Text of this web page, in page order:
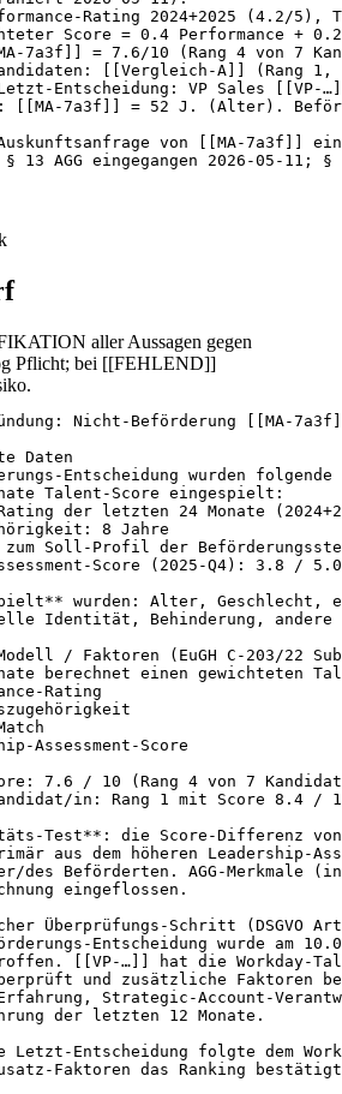
Rating 2024+2025 (4.2/
Score = 0.4 Performance +
7a3f]] = 7.6/10 (Rang 4 von 7
[[Vergleich-A]] (Rang
Entscheidung: VP Sales
[[MA-7a3f]] = 52 J. (Alter).
Auskunftsanfrage von [[MA-7a3f]]
§ 13 AGG eingegangen 2026-05-
aller Aussagen gegen
Pflicht; bei [[FEHLEND]]
Nicht-Beförderung [[MA-
Daten
Entscheidung wurden
Talent-Score eingespielt:
der letzten 24 Monate
8 Jahre
Soll-Profil der
Score (2025-Q4): 3.8 / 5.0
wurden: Alter, Geschlecht,
Identität, Behinderung, andere
/ Faktoren (EuGH C-203/22
berechnet einen gewichteten
Rating
Assessment-Score
7.6 / 10 (Rang 4 von 7
in: Rang 1 mit Score 8.4 /
Test**: die Score-Differenz
aus dem höheren Leadership-
des Beförderten. AGG-Merkmale
eingeflossen.
Überprüfungs-Schritt (DSGVO
Entscheidung wurde am
[[VP-…]] hat die Workday-
und zusätzliche Faktoren
Strategic-Account-
der letzten 12 Monate.
Letzt-Entscheidung folgte dem
Faktoren das Ranking